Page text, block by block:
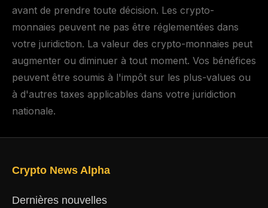
avant de prendre toute décision. Les crypto-
monnaies peuvent ne pas être réglementées dans
votre juridiction. La valeur des crypto-monnaies peut
augmenter ou diminuer à tout moment. Vos bénéfices
peuvent être soumis à l'impôt sur les plus-values ou
à d'autres taxes applicables dans votre juridiction
nationale.
Crypto News Alpha
Dernières nouvelles